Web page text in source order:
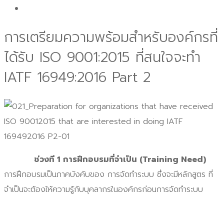
การเตรียมความพร้อมสำหรับองค์กรที่
ได้รับ ISO 9001:2015 ที่สนใจจะทำ
IATF 16949:2016 Part 2
ช่วงที 1 การฝึกอบรมที่จำเป็น (Training Need)
การฝึกอบรมเป็นภาคบังคับของ การจัดทำระบบ ซึ่งจะมีหลักสูตร ที่
จำเป็นจะต้องให้ความรู้กับบุคลากรในองค์กรก่อนการจัดทำระบบ